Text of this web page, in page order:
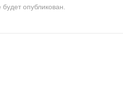
опубликован.